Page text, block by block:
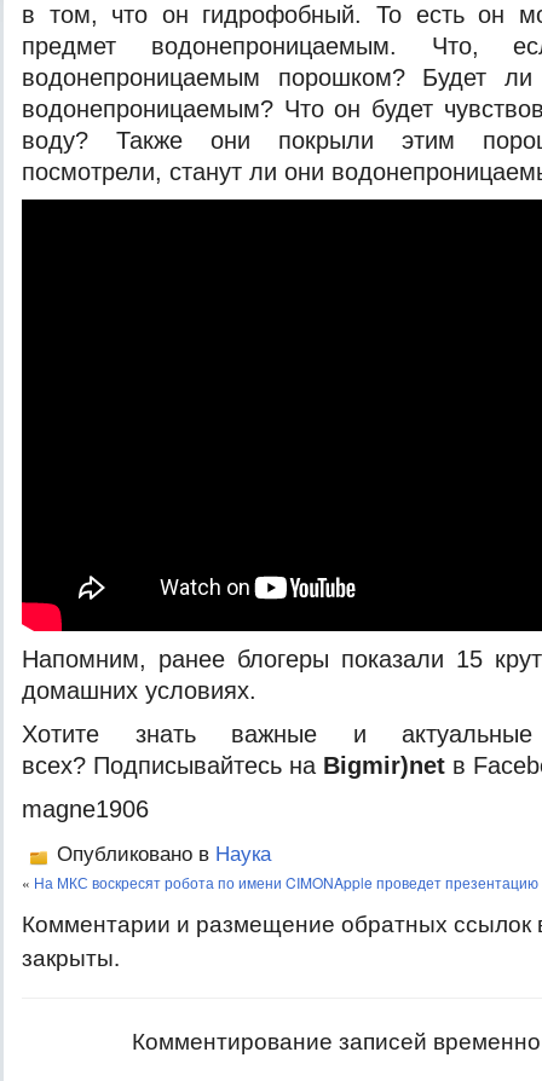
в том, что он гидрофобный. То есть он
предмет водонепроницаемым. Что,
водонепроницаемым порошком? Будет ли
водонепроницаемым? Что он будет
воду? Также они покрыли этим
посмотрели, станут ли они
Напомним, ранее блогеры показали 15
домашних условиях.
Хотите знать важные и
всех? Подписывайтесь на Bigmir)net в
magne1906
Опубликовано в Наука
« На МКС воскресят робота по имени CIMONApple проведет
Комментарии и размещение обратных ссылок
закрыты.
Комментирование записей